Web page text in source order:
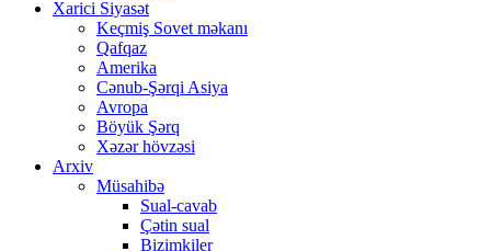
Xarici Siyasət
Keçmiş Sovet məkanı
Qafqaz
Amerika
Cənub-Şərqi Asiya
Avropa
Böyük Şərq
Xəzər hövzəsi
Arxiv
Müsahibə
Sual-cavab
Çətin sual
Bizimkiler